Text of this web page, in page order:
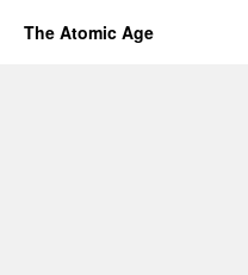
The Atomic Age